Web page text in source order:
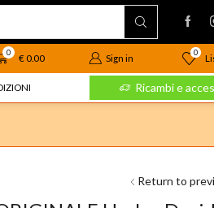
0
€0.00 Sign in
0
Go shop Ricambi e
Return to